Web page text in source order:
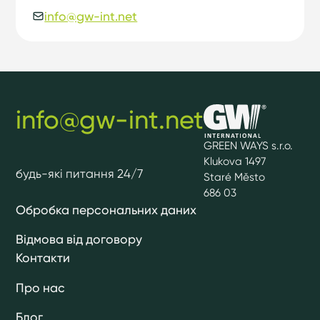
info@gw-int.net
GREEN WAYS s.r.o.
Klukova 1497
Staré Město
686 03
Обробка персональних даних
Відмова від договору
Контакти
Про нас
Блог
info@gw-int.net
будь-які питання 24/7